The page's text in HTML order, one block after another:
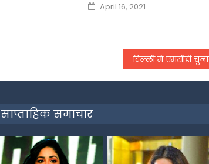
Posted
on
April 16, 2021
साप्ताहिक समाचार